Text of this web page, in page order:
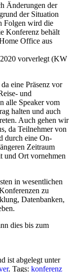
Änderungen der
der Situation
Folgen wird die
Konferenz behält
Office aus
vorverlegt (KW
eine Präsenz vor
und
alle Speaker vom
halten und auch
Auch gehen wir
da Teilnehmer von
durch eine On-
Zeitraum
und Ort vornehmen
in wesentlichen
zu
Datenbanken,
dies bis zum
ist abgelegt unter
. Tags: konferenz